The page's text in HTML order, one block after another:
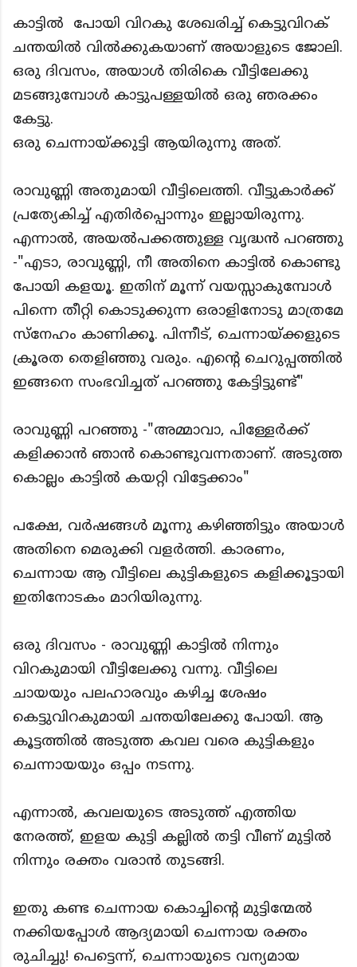
കാട്ടിൽ പോയി വിറകു ശേഖരിച്ച് കെട്ടുവിറക്
ചന്തയിൽ വിൽക്കുകയാണ് അയാളുടെ ജോലി.
ഒരു ദിവസം, അയാൾ തിരികെ വീട്ടിലേക്കു
മടങ്ങുമ്പോൾ കാട്ടുപള്ളയിൽ ഒരു ഞരക്കം
കേട്ടു.
ഒരു ചെന്നായ്ക്കുട്ടി ആയിരുന്നു അത്.
രാവുണ്ണി അതുമായി വീട്ടിലെത്തി. വീട്ടുകാർക്ക്
പ്രത്യേകിച്ച് എതിർപ്പൊന്നും ഇല്ലായിരുന്നു.
എന്നാൽ, അയൽപക്കത്തുള്ള വൃദ്ധൻ പറഞ്ഞു
-"എടാ, രാവുണ്ണി, നീ അതിനെ കാട്ടിൽ കൊണ്ടു
പോയി കളയൂ. ഇതിന് മൂന്ന് വയസ്സാകുമ്പോൾ
പിന്നെ തീറ്റി കൊടുക്കുന്ന ഒരാളിനോടു മാത്രമേ
സ്നേഹം കാണിക്കൂ. പിന്നീട്, ചെന്നായ്ക്കളുടെ
ക്രൂരത തെളിഞ്ഞു വരും. എൻ്റെ ചെറുപ്പത്തിൽ
ഇങ്ങനെ സംഭവിച്ചത് പറഞ്ഞു കേട്ടിട്ടുണ്ട്"
രാവുണ്ണി പറഞ്ഞു -"അമ്മാവാ, പിള്ളേർക്ക്
കളിക്കാൻ ഞാൻ കൊണ്ടുവന്നതാണ്. അടുത്ത
കൊല്ലം കാട്ടിൽ കയറ്റി വിട്ടേക്കാം"
പക്ഷേ, വർഷങ്ങൾ മൂന്നു കഴിഞ്ഞിട്ടും അയാൾ
അതിനെ മെരുക്കി വളർത്തി. കാരണം,
ചെന്നായ ആ വീട്ടിലെ കുട്ടികളുടെ കളിക്കൂട്ടായി
ഇതിനോടകം മാറിയിരുന്നു.
ഒരു ദിവസം - രാവുണ്ണി കാട്ടിൽ നിന്നും
വിറകുമായി വീട്ടിലേക്കു വന്നു. വീട്ടിലെ
ചായയും പലഹാരവും കഴിച്ച ശേഷം
കെട്ടുവിറകുമായി ചന്തയിലേക്കു പോയി. ആ
കൂട്ടത്തിൽ അടുത്ത കവല വരെ കുട്ടികളും
ചെന്നായയും ഒപ്പം നടന്നു.
എന്നാൽ, കവലയുടെ അടുത്ത് എത്തിയ
നേരത്ത്, ഇളയ കുട്ടി കല്ലിൽ തട്ടി വീണ് മുട്ടിൽ
നിന്നും രക്തം വരാൻ തുടങ്ങി.
ഇതു കണ്ട ചെന്നായ കൊച്ചിൻ്റെ മുട്ടിന്മേൽ
നക്കിയപ്പോൾ ആദ്യമായി ചെന്നായ രക്തം
രുചിച്ചു! പെട്ടെന്ന്, ചെന്നായുടെ വന്യമായ